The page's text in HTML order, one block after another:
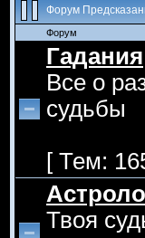
Форум
Форум
Гадания
Все о
судьбы
[ Тем:
Твоя